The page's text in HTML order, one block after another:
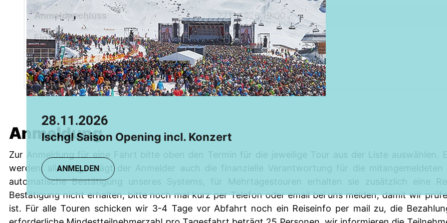
Chamonix
Grindelwald
28.11.2026
Ischgl Saison Opening incl. Konzert
ANMELDEN
08.08.2026
TR: Einsteigerkurs
ANMELDEN
Anmeldeschluss 27.11.2026 19:00
Einzelpreis 189,00€
Anmeldung Anmeldung (Gruppen)
Anmeldung
Zur Anmeldung für eine Fahrt bitte oben den Termin für die jeweilige Tour aus der Liste auswählen.
werden, allerdings trägt der Anmelder auch die finanzielle Verantwortung für die
automatische Bestätigung unseres Systems, für Mehrtagestouren erhalten sie zusätzlich eine
Bestätigung nicht erhalten, bitte noch mal kurz per Telefon oder email bei uns melden, damit wir
ist. Für alle Touren schicken wir 3-4 Tage vor Abfahrt noch ein Reiseinfo per mail zu, die